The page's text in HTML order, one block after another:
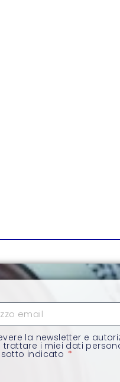
la newsletter e
trattare i miei dati
indicato